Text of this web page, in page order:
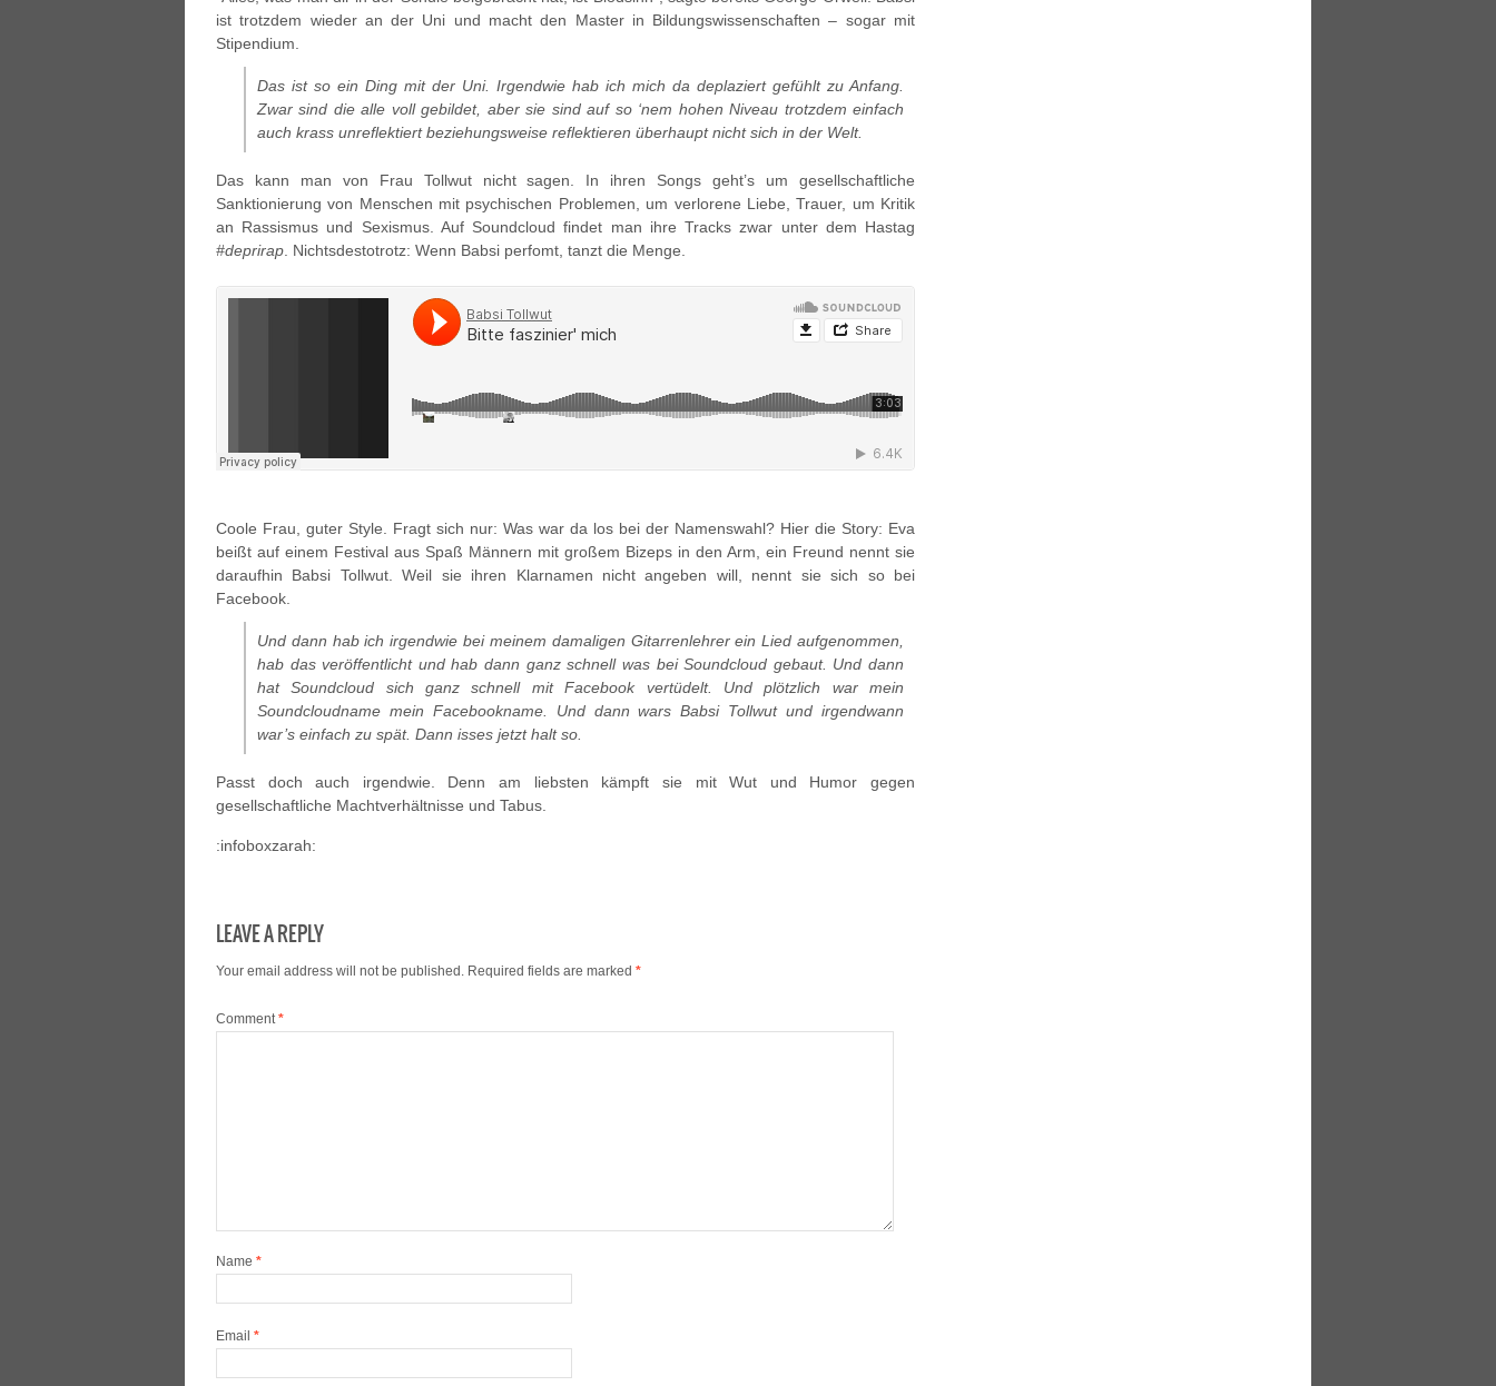
ist trotzdem wieder an der Uni und macht den Master in Bildungswissenschaften – sogar mit
Stipendium.
Das ist so ein Ding mit der Uni. Irgendwie hab ich mich da deplaziert gefühlt zu Anfang.
Zwar sind die alle voll gebildet, aber sie sind auf so ‘nem hohen Niveau trotzdem einfach
auch krass unreflektiert beziehungsweise reflektieren überhaupt nicht sich in der Welt.
Das kann man von Frau Tollwut nicht sagen. In ihren Songs geht’s um gesellschaftliche
Sanktionierung von Menschen mit psychischen Problemen, um verlorene Liebe, Trauer, um Kritik
an Rassismus und Sexismus. Auf Soundcloud findet man ihre Tracks zwar unter dem Hastag
#deprirap . Nichtsdestotrotz: Wenn Babsi perfomt, tanzt die Menge.
Coole Frau, guter Style. Fragt sich nur: Was war da los bei der Namenswahl? Hier die Story: Eva
beißt auf einem Festival aus Spaß Männern mit großem Bizeps in den Arm, ein Freund nennt sie
daraufhin Babsi Tollwut. Weil sie ihren Klarnamen nicht angeben will, nennt sie sich so bei
Facebook.
Und dann hab ich irgendwie bei meinem damaligen Gitarrenlehrer ein Lied aufgenommen,
hab das veröffentlicht und hab dann ganz schnell was bei Soundcloud gebaut. Und dann
hat Soundcloud sich ganz schnell mit Facebook vertüdelt. Und plötzlich war mein
Soundcloudname mein Facebookname. Und dann wars Babsi Tollwut und irgendwann
war’s einfach zu spät. Dann isses jetzt halt so.
Passt doch auch irgendwie. Denn am liebsten kämpft sie mit Wut und Humor gegen
gesellschaftliche Machtverhältnisse und Tabus.
:infoboxzarah:
LEAVE A REPLY
Your email address will not be published. Required fields are marked *
Comment*
Name *
Email *